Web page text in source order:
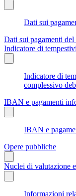
Dati sui
Dati sui pagamenti
Indicatore di
Indicatore di
complessivo
IBAN e pagamenti
IBAN e
Opere pubbliche
Nuclei di valutazione
Informazioni